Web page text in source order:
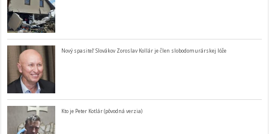
Nový spasiteľ Slovákov Zoroslav Kollár je člen slobodomurárskej lóže
Kto je Peter Kotlár (pôvodná verzia)